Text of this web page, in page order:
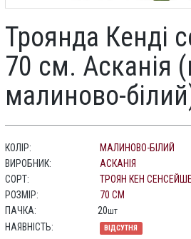
Троянда Кенді
70 см. Асканія
малиново-
КОЛІР:
МАЛИНОВО-БІЛИЙ
ВИРОБНИК:
АСКАНІЯ
СОРТ:
ТРОЯН КЕН
РОЗМІР:
70 СМ
ПАЧКА:
20шт
НАЯВНІСТЬ: ВІДСУТНЯ